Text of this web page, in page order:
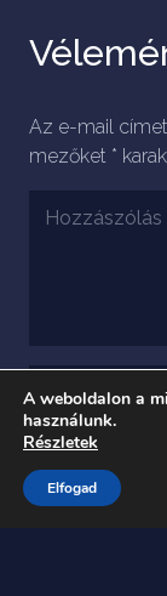
Az e-mail
mezőket *
A weboldalon a
használunk.
Részletek
Elfogad